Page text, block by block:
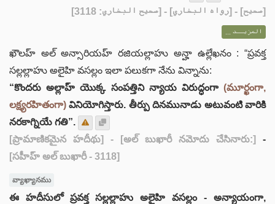
[صحيح] - [رواه البخاري] - [صحيح البخاري: 3118]
المزيــد ...
ఖౌలహ్ అల్ అన్సారియహ్ రజియల్లాహు అన్హా ఉల్లేఖనం : “ప్రవక్త
సల్లల్లాహు అలైహి వసల్లం ఇలా పలుకగా నేను విన్నాను:
“కొందరు అల్లాహ్ యొక్క సంపత్తిని న్యాయ విరుద్ధంగా (మూర్ఖంగా,
లక్ష్యరహితంగా) వినియోగిస్తారు. తీర్పు దినమునాడు అటువంటి వారికి
నరకాగ్నియే గతి”.
[ప్రామాణికమైన హదీథు]
- [అల్ బుఖారీ నమోదు చేసినారు:]
-
[సహీహ్ అల్ బుఖారీ - 3118]
వ్యాఖ్యానము
ఈ హదీసులో ప్రవక్త సల్లల్లాహు అలైహి వసల్లం - అన్యాయంగా,